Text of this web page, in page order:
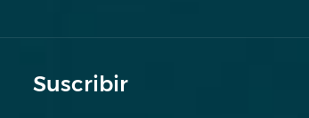
Suscribir